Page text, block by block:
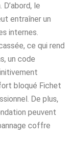
le
entraîner un
internes.
ce qui rend
un code
bloqué Fichet
De plus,
peuvent
coffre